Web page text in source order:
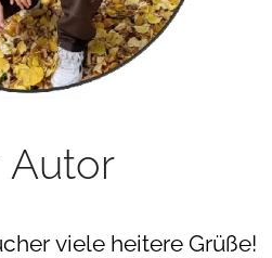
Autor
viele heitere Grüße!